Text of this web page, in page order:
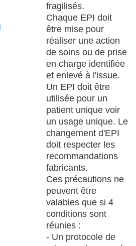
fragilisés.
Chaque EPI doit
être mise pour
réaliser une action
de soins ou de prise
en charge identifiée
et enlevé à l'issue.
Un EPI doit être
utilisée pour un
patient unique voir
un usage unique. Le
changement d'EPI
doit respecter les
recommandations
fabricants.
Ces précautions ne
peuvent être
valables que si 4
conditions sont
réunies :
- Un protocole de